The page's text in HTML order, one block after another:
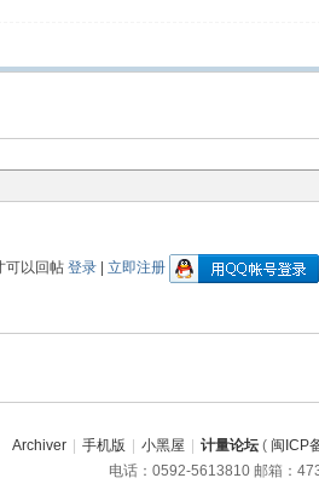
可以回帖 登录 立即注册
Archiver 手机版 小黑屋 计量论坛 ( 闽ICP
电话：0592-5613810 邮箱：